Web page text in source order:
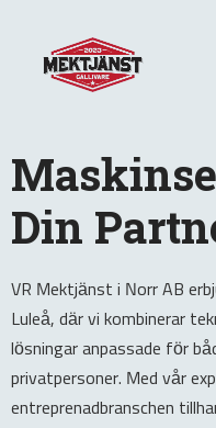
Din
VR Mektjänst i Norr AB
Luleå, där vi kombinerar
lösningar anpassade för
privatpersoner. Med vår
entreprenadbranschen